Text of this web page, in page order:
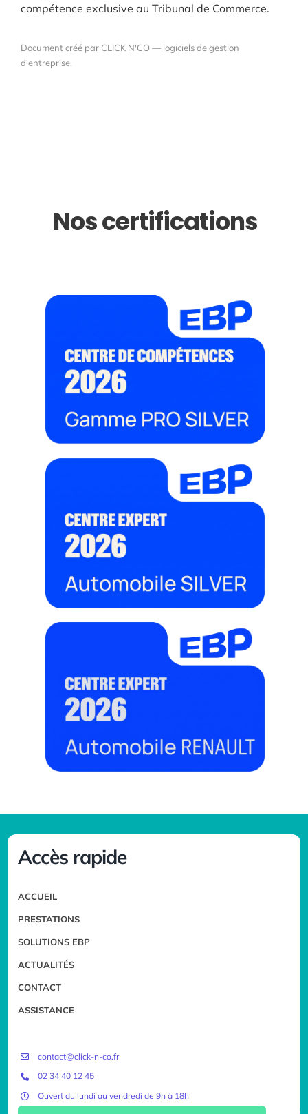
compétence exclusive au Tribunal de Commerce.
Document créé par CLICK N'CO — logiciels de gestion
d'entreprise.
Nos certifications
Accès rapide
ACCUEIL
PRESTATIONS
SOLUTIONS EBP
ACTUALITÉS
CONTACT
ASSISTANCE
contact@click-n-co.fr
02 34 40 12 45
Ouvert du lundi au vendredi de 9h à 18h